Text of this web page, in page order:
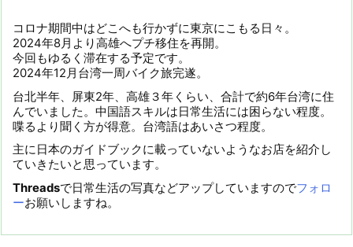
コロナ期間中はどこへも行かずに東京にこもる日々。
2024年8月より高雄へプチ移住を再開。
今回もゆるく滞在する予定です。
2024年12月台湾一周バイク旅完遂。
台北半年、屏東2年、高雄３年くらい、合計で約6年台湾に住
んでいました。中国語スキルは日常生活には困らない程度。
喋るより聞く方が得意。台湾語はあいさつ程度。
主に日本のガイドブックに載っていないようなお店を紹介し
ていきたいと思っています。
Threadsで日常生活の写真などアップしていますのでフォロ
ーお願いしますね。